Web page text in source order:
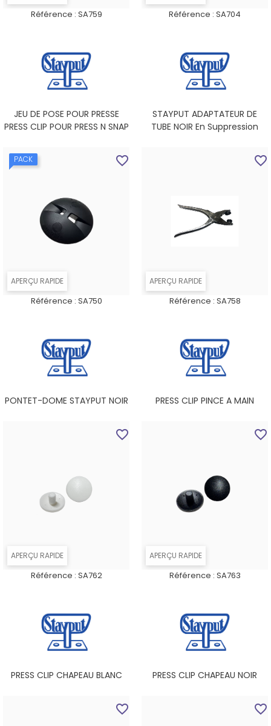
Référence : SA759
JEU DE POSE POUR PRESSE
PRESS CLIP POUR PRESS N SNAP
Référence : SA704
STAYPUT ADAPTATEUR DE
TUBE NOIR En Suppression
APERÇU RAPIDE
PACK
Référence : SA750
PONTET-DOME STAYPUT NOIR
favorite_border
APERÇU RAPIDE
Référence : SA758
PRESS CLIP PINCE A MAIN
favorite_border
APERÇU RAPIDE
Référence : SA762
PRESS CLIP CHAPEAU BLANC
favorite_border
APERÇU RAPIDE
Référence : SA763
PRESS CLIP CHAPEAU NOIR
favorite_border
favorite_border favorite_border